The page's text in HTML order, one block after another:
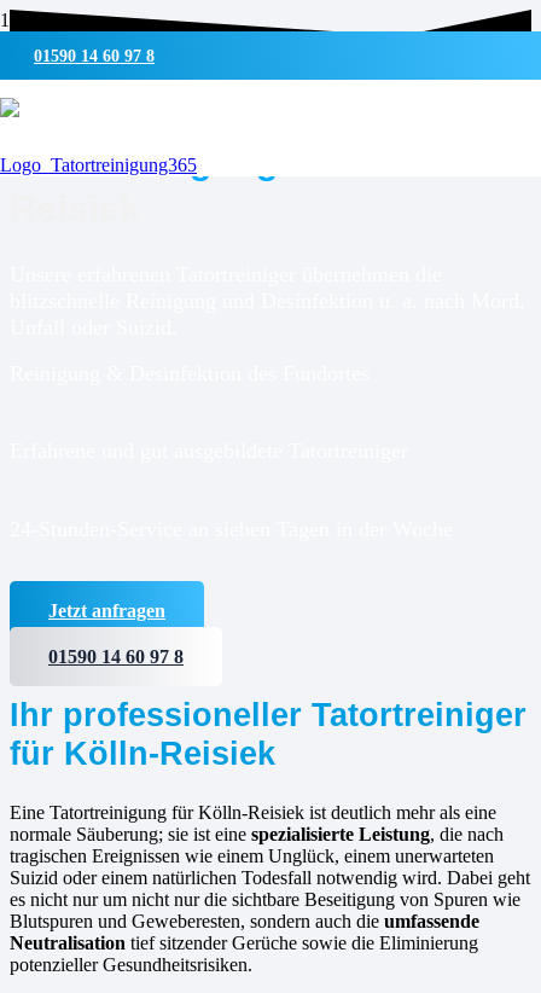
01590 14 60 97 8
UMWELTSCHONENDE REINIGUNG & DESINFEKTION
Tatortreinigung für
Jetzt anfragen
01590 14 60 97 8
Ihr professioneller Tatortreiniger
für Kölln-Reisiek
Eine Tatortreinigung für Kölln-Reisiek ist deutlich mehr als eine
normale Säuberung; sie ist eine spezialisierte Leistung, die nach
tragischen Ereignissen wie einem Unglück, einem unerwarteten
Suizid oder einem natürlichen Todesfall notwendig wird. Dabei geht
es nicht nur um nicht nur die sichtbare Beseitigung von Spuren wie
Blutspuren und Geweberesten, sondern auch die umfassende
Neutralisation tief sitzender Gerüche sowie die Eliminierung
potenzieller Gesundheitsrisiken.